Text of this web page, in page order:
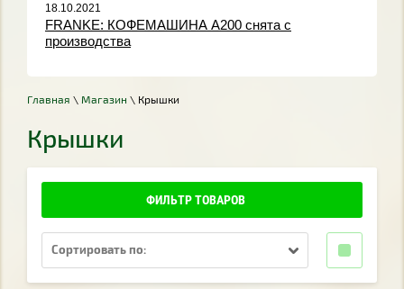
18.10.2021
FRANKE: КОФЕМАШИНА A200 снята с
производства
Главная \ Магазин \ Крышки
Крышки
ФИЛЬТР ТОВАРОВ
Сортировать по: